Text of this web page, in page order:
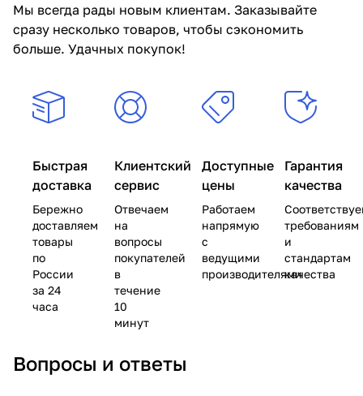
Мы всегда рады новым клиентам. Заказывайте
сразу несколько товаров, чтобы сэкономить
больше. Удачных покупок!
Быстрая
доставка
Бережно
доставляем
товары
по
России
за 24
часа
Клиентский
сервис
Отвечаем
на
вопросы
покупателей
в
течение
10
минут
Доступные
цены
Работаем
напрямую
с
ведущими
производителями
Гарантия
качества
требованиям
и
стандартам
качества
Вопросы и ответы